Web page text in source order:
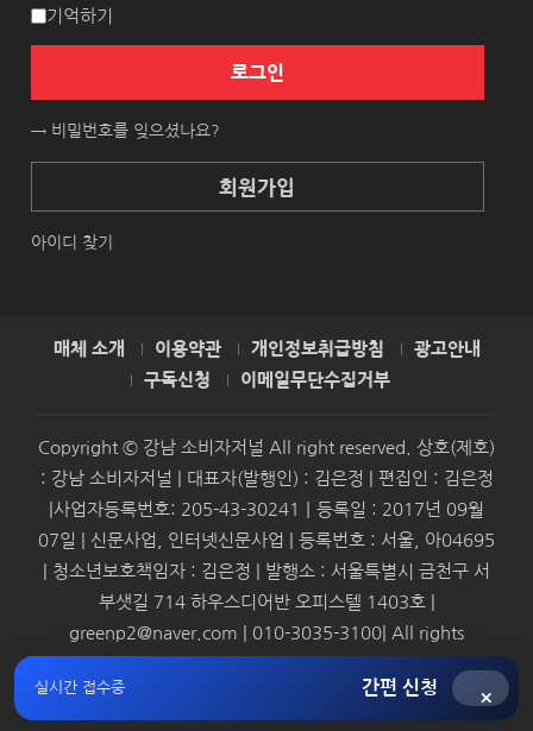
기억하기
로그인
→ 비밀번호를 잊으셨나요?
회원가입
아이디 찾기
매체 소개 이용약관 개인정보취급방침
광고안내
구독신청
이메일무단수집거부
Copyright © 강남 소비자저널 All right reserved. 상호(제호)
: 강남 소비자저널 | 대표자(발행인) : 김은정 | 편집인 : 김은정
|사업자등록번호: 205-43-30241｜등록일 : 2017년 09월
07일 | 신문사업, 인터넷신문사업 | 등록번호 : 서울, 아04695
| 청소년보호책임자 : 김은정 | 발행소 : 서울특별시 금천구 서
부샛길 714 하우스디어반 오피스텔 1403호 |
greenp2@naver.com | 010-3035-3100| All rights
Syndication by SMBAforum & Presscoop
실시간 접수중 간편 신청
×